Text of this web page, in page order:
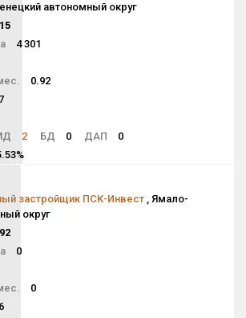
автономный округ
4 301
0.92
2 БД 0 ДАП
0
застройщик ПСК-Инвест , Ямало-
округ
0
0